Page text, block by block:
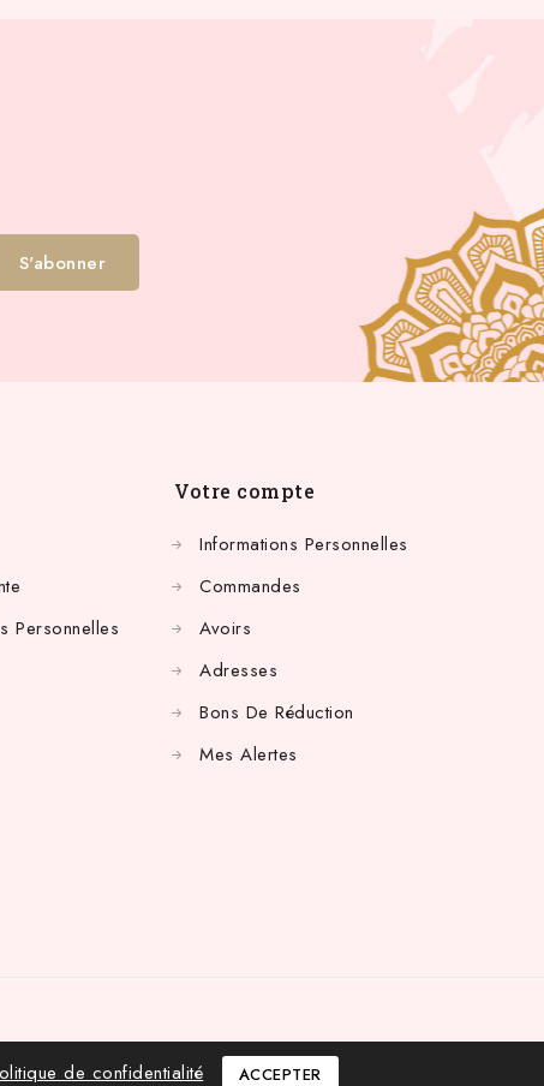
Personnelles
Votre compte
Informations Personnelles
Commandes
Avoirs
Adresses
Bons De Réduction
Mes Alertes
de confidentialité ACCEPTER